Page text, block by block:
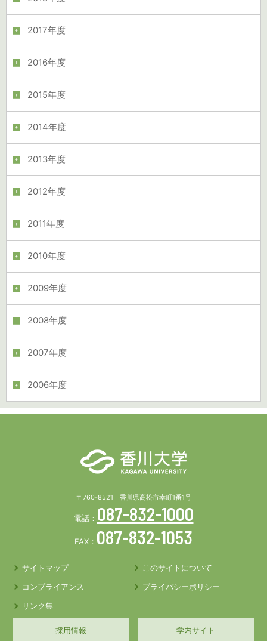
2017年度
2016年度
2015年度
2014年度
2013年度
2012年度
2011年度
2010年度
2009年度
2008年度
2007年度
2006年度
〒760-8521 香川県高松市幸町1番1号
電話： 087-832-1000
FAX： 087-832-1053
サイトマップ
このサイトについて
コンプライアンス
プライバシーポリシー
リンク集
採用情報 学内サイト